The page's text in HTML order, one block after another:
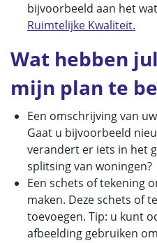
bijvoorbeeld aan het
Ruimtelijke Kwaliteit.
Wat hebben
mijn plan te
Een omschrijving van
Gaat u bijvoorbeeld
verandert er iets in het
splitsing van woningen?
Een schets of tekening
maken. Deze schets of
toevoegen. Tip: u kunt
afbeelding gebruiken